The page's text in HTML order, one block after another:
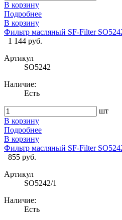
В корзину
Подробнее
В корзину
Фильтр масляный SF-Filter
1 144 руб.
Артикул
SO5242
Наличие:
Есть
шт
В корзину
Подробнее
В корзину
Фильтр масляный SF-Filter
855 руб.
Артикул
SO5242/1
Наличие:
Есть